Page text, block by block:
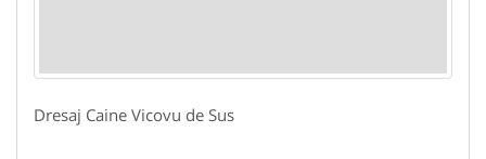
Dresaj Caine Vicovu de Sus